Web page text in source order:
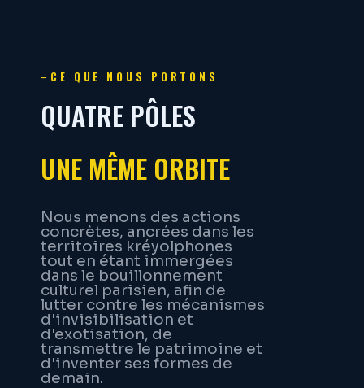
– CE QUE NOUS PORTONS
QUATRE PÔLES
UNE MÊME ORBITE
Nous menons des actions
concrètes, ancrées dans les
territoires kréyolphones
tout en étant immergées
dans le bouillonnement
culturel parisien, afin de
lutter contre les mécanismes
d'invisibilisation et
d'exotisation, de
transmettre le patrimoine et
d'inventer ses formes de
demain.